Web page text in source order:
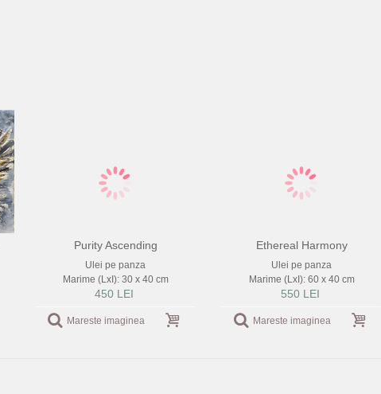
Purity Ascending
Ulei pe panza
Marime (LxI): 30 x 40 cm
450 LEI
Mareste imaginea
Ethereal Harmony
Ulei pe panza
Marime (LxI): 60 x 40 cm
550 LEI
Mareste imaginea